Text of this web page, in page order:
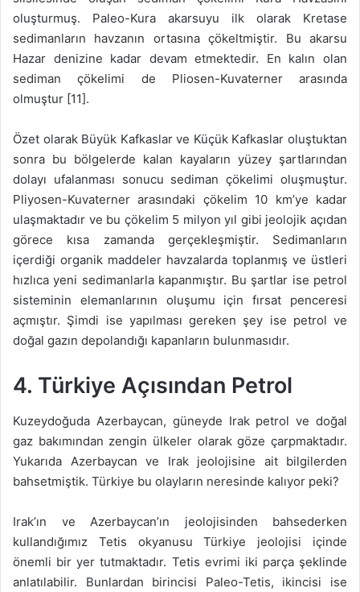
oluşturmuş. Paleo-Kura akarsuyu ilk olarak Kretase
sedimanların havzanın ortasına çökeltmiştir. Bu akarsu
Hazar denizine kadar devam etmektedir. En kalın olan
sediman çökelimi de Pliosen-Kuvaterner arasında
olmuştur [11].
Özet olarak Büyük Kafkaslar ve Küçük Kafkaslar oluştuktan
sonra bu bölgelerde kalan kayaların yüzey şartlarından
dolayı ufalanması sonucu sediman çökelimi oluşmuştur.
Pliyosen-Kuvaterner arasındaki çökelim 10 km’ye kadar
ulaşmaktadır ve bu çökelim 5 milyon yıl gibi jeolojik açıdan
görece kısa zamanda gerçekleşmiştir. Sedimanların
içerdiği organik maddeler havzalarda toplanmış ve üstleri
hızlıca yeni sedimanlarla kapanmıştır. Bu şartlar ise petrol
sisteminin elemanlarının oluşumu için fırsat penceresi
açmıştır. Şimdi ise yapılması gereken şey ise petrol ve
doğal gazın depolandığı kapanların bulunmasıdır.
4. Türkiye Açısından Petrol
Kuzeydoğuda Azerbaycan, güneyde Irak petrol ve doğal
gaz bakımından zengin ülkeler olarak göze çarpmaktadır.
Yukarıda Azerbaycan ve Irak jeolojisine ait bilgilerden
bahsetmiştik. Türkiye bu olayların neresinde kalıyor peki?
Irak’ın ve Azerbaycan’ın jeolojisinden bahsederken
kullandığımız Tetis okyanusu Türkiye jeolojisi içinde
önemli bir yer tutmaktadır. Tetis evrimi iki parça şeklinde
anlatılabilir. Bunlardan birincisi Paleo-Tetis, ikincisi ise